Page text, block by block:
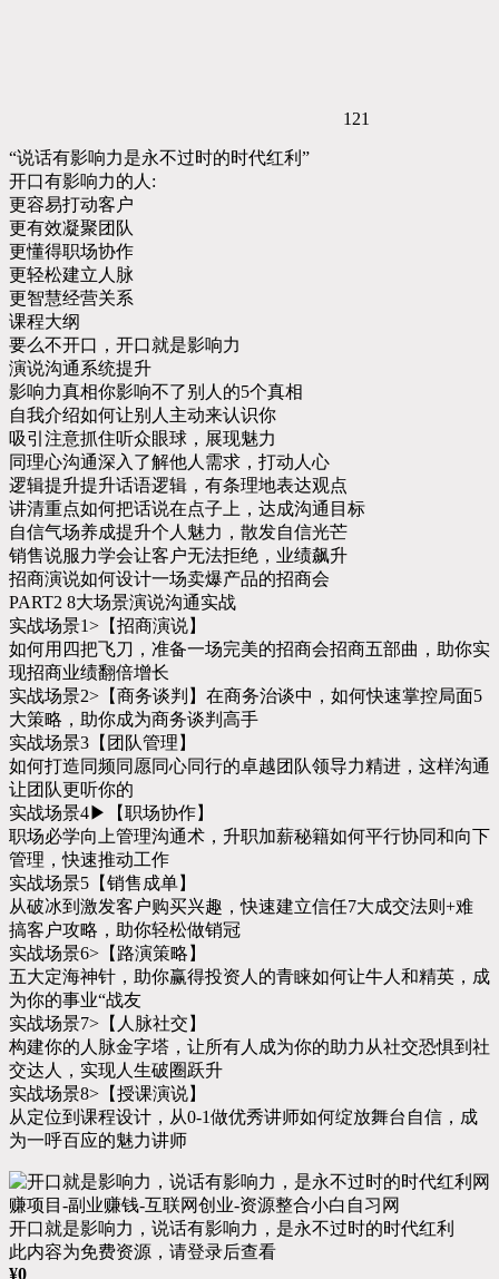
121
“说话有影响力是永不过时的时代红利”
开口有影响力的人:
更容易打动客户
更有效凝聚团队
更懂得职场协作
更轻松建立人脉
更智慧经营关系
课程大纲
要么不开口，开口就是影响力
演说沟通系统提升
影响力真相你影响不了别人的5个真相
自我介绍如何让别人主动来认识你
吸引注意抓住听众眼球，展现魅力
同理心沟通深入了解他人需求，打动人心
逻辑提升提升话语逻辑，有条理地表达观点
讲清重点如何把话说在点子上，达成沟通目标
自信气场养成提升个人魅力，散发自信光芒
销售说服力学会让客户无法拒绝，业绩飙升
招商演说如何设计一场卖爆产品的招商会
PART2 8大场景演说沟通实战
实战场景1>【招商演说】
如何用四把飞刀，准备一场完美的招商会招商五部曲，助你实
现招商业绩翻倍增长
实战场景2>【商务谈判】在商务治谈中，如何快速掌控局面5
大策略，助你成为商务谈判高手
实战场景3【团队管理】
如何打造同频同愿同心同行的卓越团队领导力精进，这样沟通
让团队更听你的
实战场景4▶【职场协作】
职场必学向上管理沟通术，升职加薪秘籍如何平行协同和向下
管理，快速推动工作
实战场景5【销售成单】
从破冰到激发客户购买兴趣，快速建立信任7大成交法则+难
搞客户攻略，助你轻松做销冠
实战场景6>【路演策略】
五大定海神针，助你赢得投资人的青睐如何让牛人和精英，成
为你的事业“战友
实战场景7>【人脉社交】
构建你的人脉金字塔，让所有人成为你的助力从社交恐惧到社
交达人，实现人生破圈跃升
实战场景8>【授课演说】
从定位到课程设计，从0-1做优秀讲师如何绽放舞台自信，成
为一呼百应的魅力讲师
开口就是影响力，说话有影响力，是永不过时的时代红利
此内容为免费资源，请登录后查看
¥0